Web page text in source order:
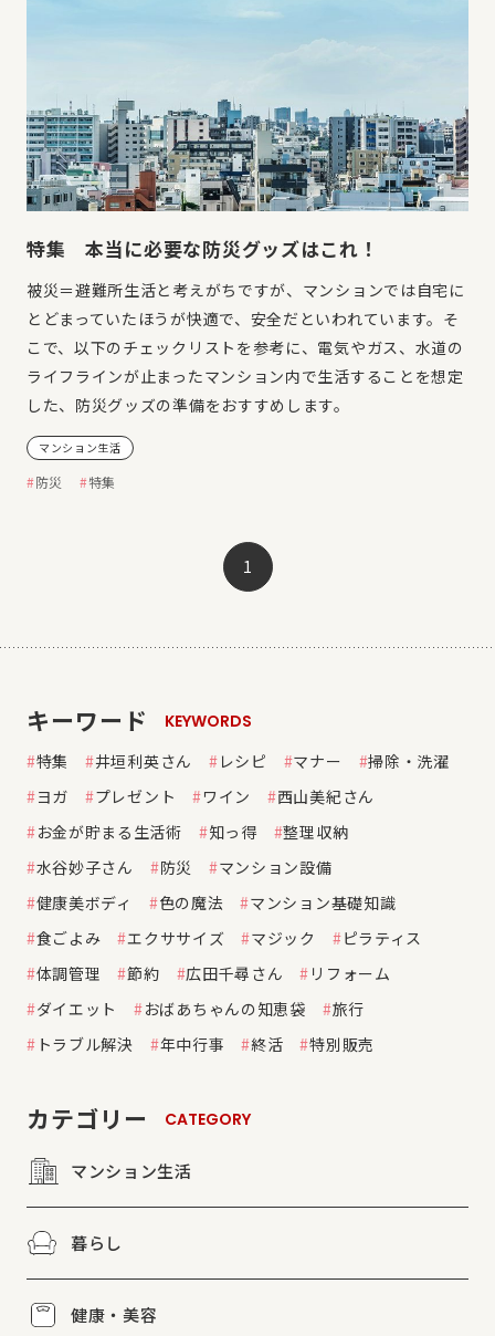
特集 本当に必要な防災グッズはこれ！
被災＝避難所生活と考えがちですが、マンションでは自宅に
とどまっていたほうが快適で、安全だといわれています。そ
こで、以下のチェックリストを参考に、電気やガス、水道の
ライフラインが止まったマンション内で生活することを想定
した、防災グッズの準備をおすすめします。
マンション生活
防災 特集
1
キーワード
KEYWORDS
特集
井垣利英さん レシピ マナー
掃除・洗濯
ヨガ
プレゼント ワイン
西山美紀さん
お金が貯まる生活術
知っ得
整理収納
水谷妙子さん
防災
マンション設備
健康美ボディ
色の魔法
マンション基礎知識
食ごよみ
エクササイズ マジック
ピラティス
体調管理
節約 広田千尋さん
リフォーム
ダイエット
おばあちゃんの知恵袋
旅行
トラブル解決
年中行事 終活 特別販売
カテゴリー CATEGORY
マンション生活
暮らし
健康・美容